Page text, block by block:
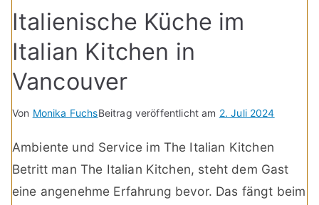
Italienische Küche im
Italian Kitchen in
Vancouver
Von Monika FuchsBeitrag veröffentlicht am 2. Juli 2024
Ambiente und Service im The Italian Kitchen
Betritt man The Italian Kitchen, steht dem Gast
eine angenehme Erfahrung bevor. Das fängt beim